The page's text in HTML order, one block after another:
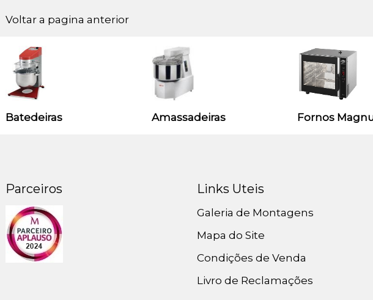
Voltar a pagina anterior
Batedeiras Amassadeiras Fornos
Parceiros Links Uteis
Galeria de Montagens
Mapa do Site
Condições de Venda
Livro de Reclamações